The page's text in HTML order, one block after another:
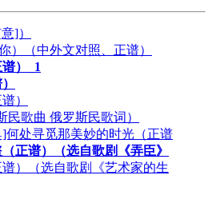
]）
）（中外文对照、正谱）
）_1
）
民歌曲 俄罗斯民歌词）
何处寻觅那美妙的时光（正谱
正谱）（选自歌剧《弄臣》
）（选自歌剧《艺术家的生